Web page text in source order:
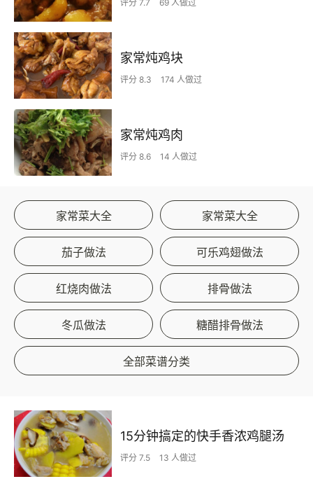
评分 7.7 69 人做过
家常炖鸡块
评分 8.3 174 人做过
家常炖鸡肉
评分 8.6 14 人做过
家常菜大全 家常菜大全
茄子做法 可乐鸡翅做法
红烧肉做法 排骨做法
冬瓜做法 糖醋排骨做法
全部菜谱分类
15分钟搞定的快手香浓鸡腿汤
评分 7.5 13 人做过